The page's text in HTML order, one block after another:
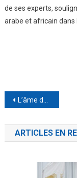
de ses experts,
arabe et africain dans
Navigation
de
l’article
L’âme de Djerba en un lieu : El Mouradi Djerba Menzel, escapade authentique
ARTICLES EN